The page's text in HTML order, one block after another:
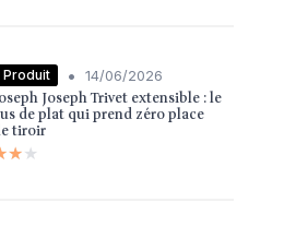
Produit • 14/06/2026
Joseph Trivet extensible : le
de plat qui prend zéro place
tiroir